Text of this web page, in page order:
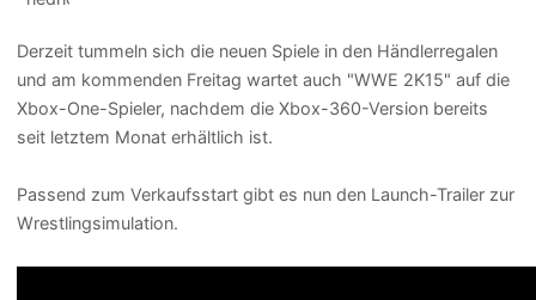
Derzeit tummeln sich die neuen Spiele in den Händlerregalen
und am kommenden Freitag wartet auch "WWE 2K15" auf die
Xbox-One-Spieler, nachdem die Xbox-360-Version bereits
seit letztem Monat erhältlich ist.
Passend zum Verkaufsstart gibt es nun den Launch-Trailer zur
Wrestlingsimulation.